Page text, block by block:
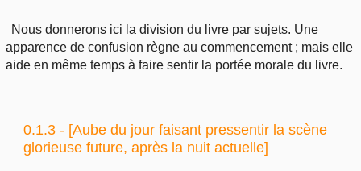
Nous donnerons ici la division du livre par sujets. Une
apparence de confusion règne au commencement ; mais elle
aide en même temps à faire sentir la portée morale du livre.
0.1.3 - [Aube du jour faisant pressentir la scène
glorieuse future, après la nuit actuelle]